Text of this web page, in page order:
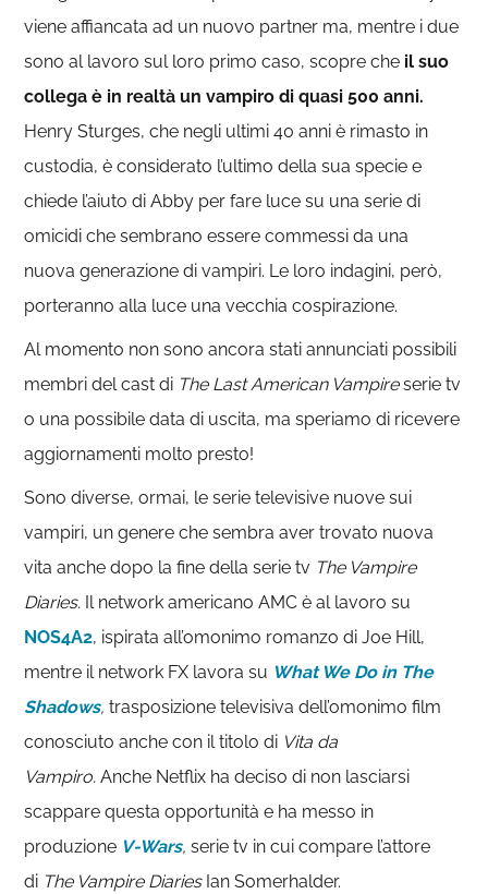
viene affiancata ad un nuovo partner ma, mentre i due
sono al lavoro sul loro primo caso, scopre che il suo
collega è in realtà un vampiro di quasi 500 anni.
Henry Sturges, che negli ultimi 40 anni è rimasto in
custodia, è considerato l’ultimo della sua specie e
chiede l’aiuto di Abby per fare luce su una serie di
omicidi che sembrano essere commessi da una
nuova generazione di vampiri. Le loro indagini, però,
porteranno alla luce una vecchia cospirazione.
Al momento non sono ancora stati annunciati possibili
membri del cast di The Last American Vampireserie tv
o una possibile data di uscita, ma speriamo di ricevere
aggiornamenti molto presto!
Sono diverse, ormai, le serie televisive nuove sui
vampiri, un genere che sembra aver trovato nuova
vita anche dopo la fine della serie tv The Vampire
Diaries. Il network americano AMC è al lavoro su
NOS4A2, ispirata all’omonimo romanzo di Joe Hill,
mentre il network FX lavora su What We Do in The
Shadows,trasposizione televisiva dell’omonimo film
conosciuto anche con il titolo di Vita da
Vampiro.Anche Netflix ha deciso di non lasciarsi
scappare questa opportunità e ha messo in
produzione V-Wars,serie tv in cui compare l’attore
di The Vampire Diaries Ian Somerhalder.